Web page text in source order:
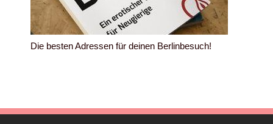
Die besten Adressen für deinen Berlinbesuch!